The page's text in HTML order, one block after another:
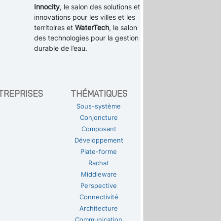
Innocity, le salon des solutions et
innovations pour les villes et les
territoires et WaterTech, le salon
des technologies pour la gestion
durable de l’eau.
THÉMATIQUES
Sous-système
Conjoncture
Composant
Développement
Plate-forme
Rachat
Middleware
Perspective
Connectivité
Architecture